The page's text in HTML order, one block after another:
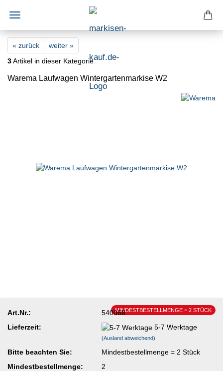
« zurück
weiter »
3Artikel in dieser Kategorie
Warema Laufwagen Wintergartenmarkise W2
MINDESTBESTELLMENGE = 2 STÜCK
Art.Nr.:
540068
Lieferzeit:
5-7 Werktage
(Ausland abweichend)
Bitte beachten Sie:
Mindestbestellmenge = 2 Stück
Mindestbestellmenge:
2